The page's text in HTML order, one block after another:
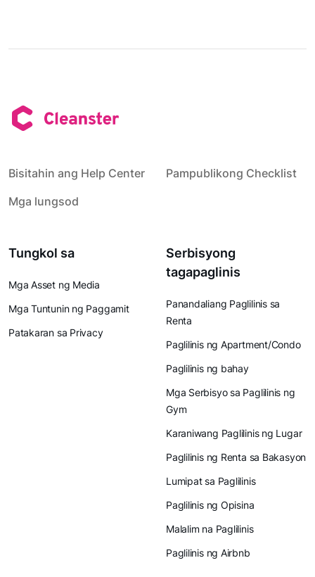
Bisitahin ang Help Center
Pampublikong Checklist
Mga lungsod
Tungkol sa
Mga Asset ng Media
Mga Tuntunin ng Paggamit
Patakaran sa Privacy
Serbisyong
tagapaglinis
Panandaliang Paglilinis sa
Renta
Paglilinis ng Apartment/Condo
Paglilinis ng bahay
Mga Serbisyo sa Paglilinis ng
Gym
Karaniwang Paglilinis ng Lugar
Paglilinis ng Renta sa Bakasyon
Lumipat sa Paglilinis
Paglilinis ng Opisina
Malalim na Paglilinis
Paglilinis ng Airbnb